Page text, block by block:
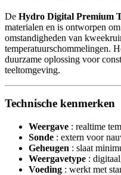
De Hydro Digital Premium
materialen en is ontworpen
omstandigheden van
temperatuurschommelingen.
duurzame oplossing voor
teeltomgeving.
Technische kenmerken
Weergave : realtime
Sonde : extern voor
Geheugen : slaat
Weergavetype :
Voeding : werkt met